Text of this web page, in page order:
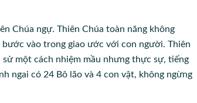
Chúa ngự. Thiên Chúa toàn năng không
vào trong giao ước với con người. Thiên
một cách nhiệm mầu nhưng thực sự, tiếng
ngai có 24 Bô lão và 4 con vật, không ngừng